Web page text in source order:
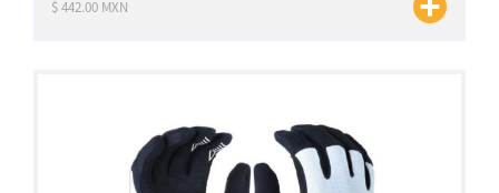
$ 442.00 MXN